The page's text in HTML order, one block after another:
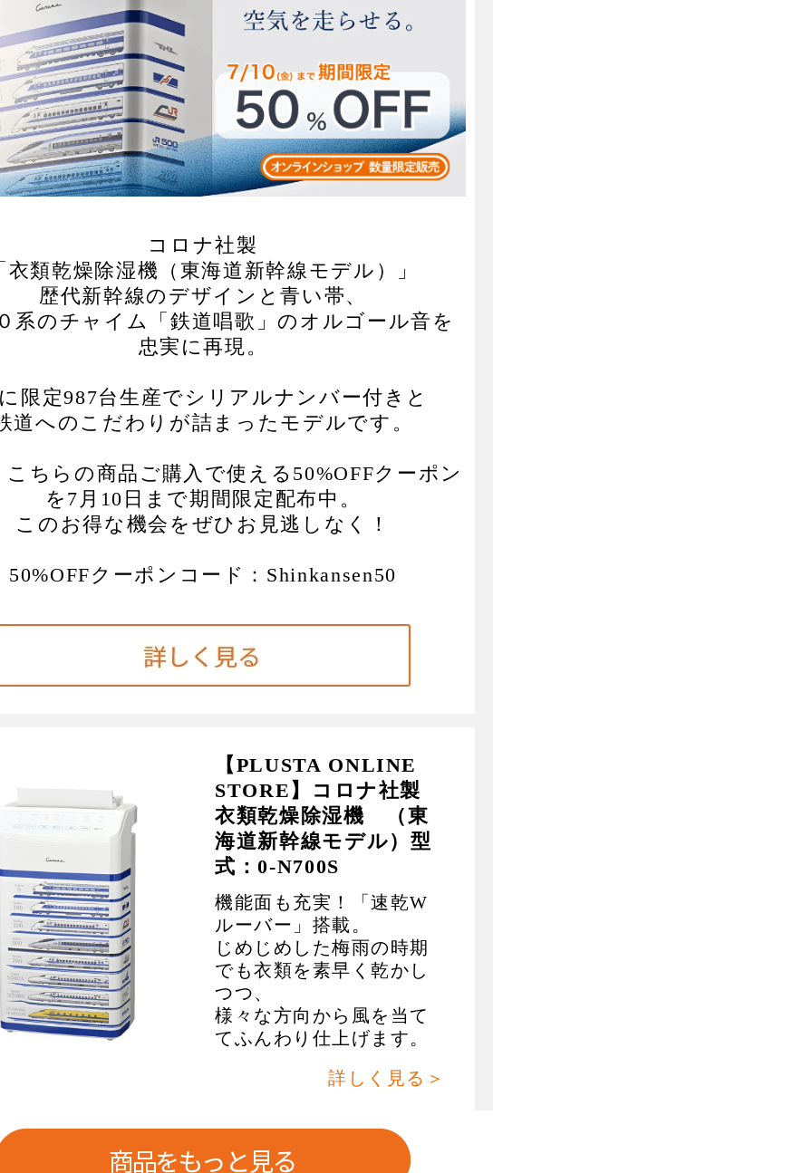
コロナ社製
衣類乾燥除湿機（東海道新幹線モデル）」
歴代新幹線のデザインと青い帯、
系のチャイム「鉄道唱歌」のオルゴール音を
忠実に再現。
限定987台生産でシリアルナンバー付きと
道へのこだわりが詰まったモデルです。
こちらの商品ご購入で使える50%OFFクーポン
を7月10日まで期間限定配布中。
このお得な機会をぜひお見逃しなく！
50%OFFクーポンコード：Shinkansen50
【PLUSTA ONLINE
STORE】コロナ社製
衣類乾燥除湿機 （東
海道新幹線モデル）型
式：0-N700S
機能面も充実！「速乾W
ルーバー」搭載。
じめじめした梅雨の時期
でも衣類を素早く乾かし
つつ、
様々な方向から風を当て
てふんわり仕上げます。
詳しく見る＞